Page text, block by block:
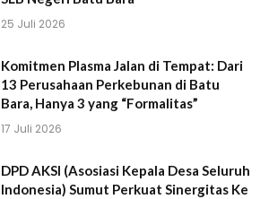
25 Juli 2026
Komitmen Plasma Jalan di Tempat: Dari
13 Perusahaan Perkebunan di Batu
Bara, Hanya 3 yang “Formalitas”
17 Juli 2026
DPD AKSI (Asosiasi Kepala Desa Seluruh
Indonesia) Sumut Perkuat Sinergitas Ke